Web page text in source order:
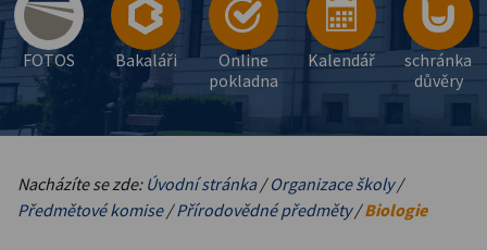
FOTOS Bakaláři
Online
pokladna
Kalendář
schránka
důvěry
Nacházíte se zde: Úvodní stránka/Organizace školy/
Předmětové komise/Přírodovědné předměty/Biologie